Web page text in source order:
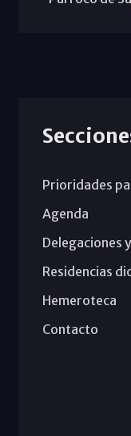
Prioridades
Agenda
Delegaciones
Residencias
Hemeroteca
Contacto